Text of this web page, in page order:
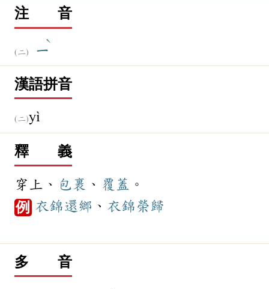
注 音
ㄧ
ˋ
漢語拼音
yì
釋 義
穿上、 包裹 、 覆蓋 。
例 衣錦還鄉 、 衣錦榮歸
多 音